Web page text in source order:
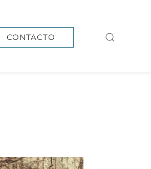
CONTACTO